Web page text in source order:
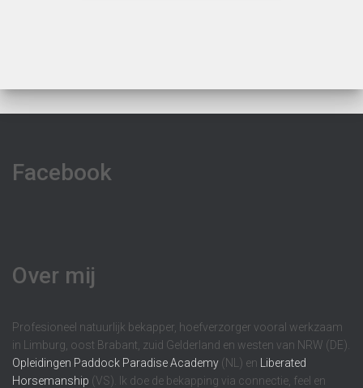
Facebook
Over mij
Profesioneel natuurlijk bekapper, hoefverzorger vooral werkzaam
in Limburg, oost Brabant, zuid Gelderland en westen van NRW (DE).
Opleidingen Paddock Paradise Academy (NL) en
Liberated
Horsemanship (VS). Ik doe de bekapping via connectie, feel en